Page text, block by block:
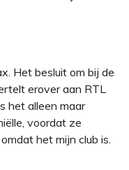
Het besluit om bij de
erover aan RTL
het alleen maar
voordat ze
het mijn club is.